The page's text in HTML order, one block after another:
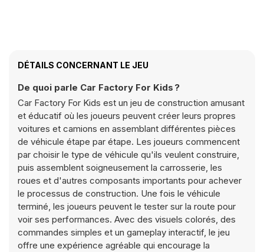
DÉTAILS CONCERNANT LE JEU
De quoi parle Car Factory For Kids ?
Car Factory For Kids est un jeu de construction amusant
et éducatif où les joueurs peuvent créer leurs propres
voitures et camions en assemblant différentes pièces
de véhicule étape par étape. Les joueurs commencent
par choisir le type de véhicule qu'ils veulent construire,
puis assemblent soigneusement la carrosserie, les
roues et d'autres composants importants pour achever
le processus de construction. Une fois le véhicule
terminé, les joueurs peuvent le tester sur la route pour
voir ses performances. Avec des visuels colorés, des
commandes simples et un gameplay interactif, le jeu
offre une expérience agréable qui encourage la